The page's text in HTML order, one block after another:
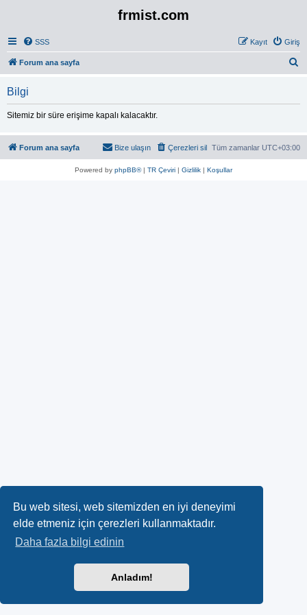
Bu web sitesi, web sitemizden en iyi deneyimi
elde etmeniz için çerezleri kullanmaktadır.
Daha fazla bilgi edinin
Anladım!
frmist.com
SSS Giriş
Kayıt
Forum ana sayfa
Bilgi
Sitemiz bir süre erişime kapalı kalacaktır.
Forum ana sayfa Tüm zamanlar UTC+03:00
Çerezleri sil
Bize ulaşın
Powered by phpBB®| TR Çeviri | Gizlilik | Koşullar